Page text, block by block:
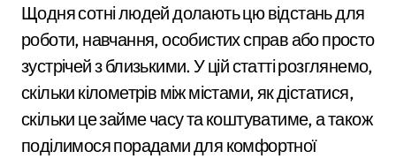
Щодня сотні людей долають цю відстань для
роботи, навчання, особистих справ або просто
зустрічей з близькими. У цій статті розглянемо,
скільки кілометрів між містами, як дістатися,
скільки це займе часу та коштуватиме, а також
поділимося порадами для комфортної